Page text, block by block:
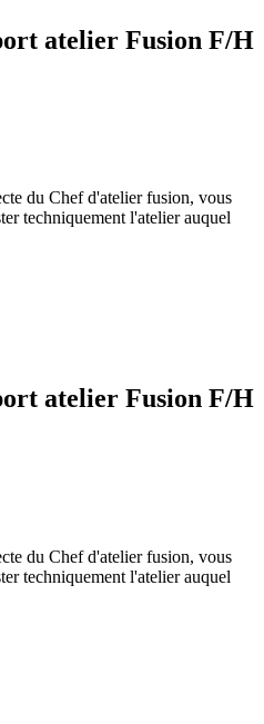
atelier Fusion F/H
du Chef d'atelier fusion, vous
techniquement l'atelier auquel
atelier Fusion F/H
du Chef d'atelier fusion, vous
techniquement l'atelier auquel